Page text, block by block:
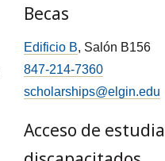
Becas
Edificio B, Salón B156
847-214-7360
scholarships@elgin.edu
Acceso de